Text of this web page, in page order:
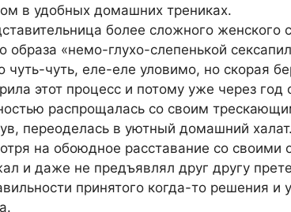
в удобных домашних трениках.
более сложного женского
образа «немо-глухо-слепенькой
чуть-чуть, еле-еле уловимо, но скорая
этот процесс и потому уже через год
распрощалась со своим
переоделась в уютный домашний халат.
на обоюдное расставание со своими
и даже не предъявлял друг другу
принятого когда-то решения и